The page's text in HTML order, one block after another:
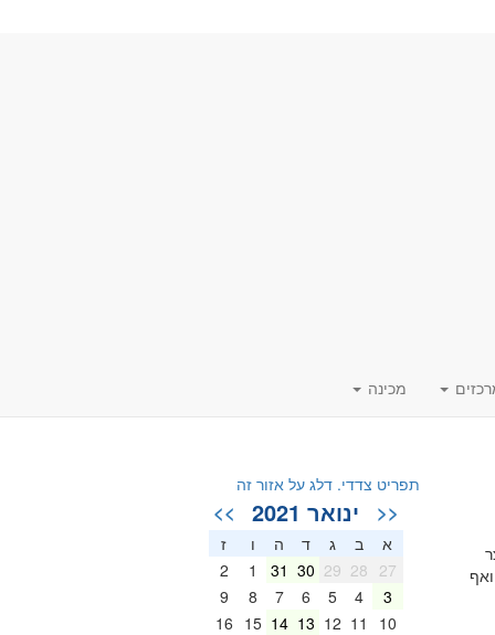
מכינה
תפריט צדדי. דלג על אזור זה
<< ינואר 2021 >>
א ב ג ד ה ו
ז
27
28
29
30
31
1
2
3
4
5
6
7
8
9
10
11
12
13
14
15
16